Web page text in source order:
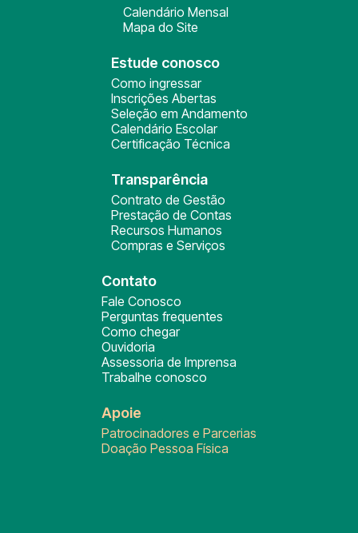
Calendário Mensal
Mapa do Site
Estude conosco
Como ingressar
Inscrições Abertas
Seleção em Andamento
Calendário Escolar
Certificação Técnica
Transparência
Contrato de Gestão
Prestação de Contas
Recursos Humanos
Compras e Serviços
Contato
Fale Conosco
Perguntas frequentes
Como chegar
Ouvidoria
Assessoria de Imprensa
Trabalhe conosco
Apoie
Patrocinadores e Parcerias
Doação Pessoa Física